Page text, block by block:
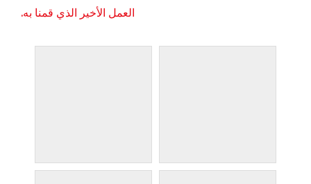
العمل الأخير الذي قمنا به.